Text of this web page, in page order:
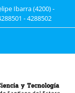
Ibarra (4200) -
- 4288502